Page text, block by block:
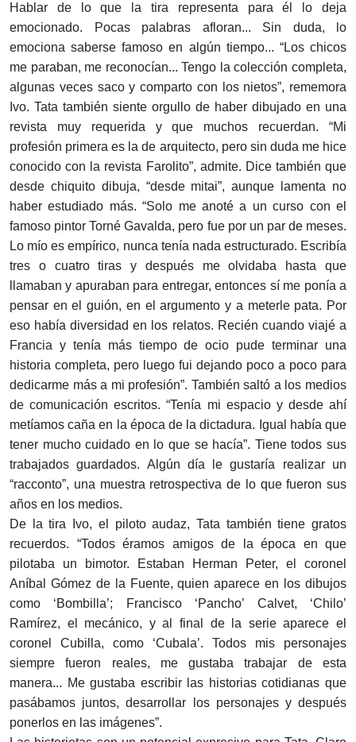
Hablar de lo que la tira representa para él lo deja
emocionado. Pocas palabras afloran... Sin duda, lo
emociona saberse famoso en algún tiempo... “Los chicos
me paraban, me reconocían... Tengo la colección completa,
algunas veces saco y comparto con los nietos”, rememora
Ivo. Tata también siente orgullo de haber dibujado en una
revista muy requerida y que muchos recuerdan. “Mi
profesión primera es la de arquitecto, pero sin duda me hice
conocido con la revista Farolito”, admite. Dice también que
desde chiquito dibuja, “desde mitai”, aunque lamenta no
haber estudiado más. “Solo me anoté a un curso con el
famoso pintor Torné Gavalda, pero fue por un par de meses.
Lo mío es empírico, nunca tenía nada estructurado. Escribía
tres o cuatro tiras y después me olvidaba hasta que
llamaban y apuraban para entregar, entonces sí me ponía a
pensar en el guión, en el argumento y a meterle pata. Por
eso había diversidad en los relatos. Recién cuando viajé a
Francia y tenía más tiempo de ocio pude terminar una
historia completa, pero luego fui dejando poco a poco para
dedicarme más a mi profesión”. También saltó a los medios
de comunicación escritos. “Tenía mi espacio y desde ahí
metíamos caña en la época de la dictadura. Igual había que
tener mucho cuidado en lo que se hacía”. Tiene todos sus
trabajados guardados. Algún día le gustaría realizar un
“racconto”, una muestra retrospectiva de lo que fueron sus
años en los medios.
De la tira Ivo, el piloto audaz, Tata también tiene gratos
recuerdos. “Todos éramos amigos de la época en que
pilotaba un bimotor. Estaban Herman Peter, el coronel
Aníbal Gómez de la Fuente, quien aparece en los dibujos
como ‘Bombilla’; Francisco ‘Pancho’ Calvet, ‘Chilo’
Ramírez, el mecánico, y al final de la serie aparece el
coronel Cubilla, como ‘Cubala’. Todos mis personajes
siempre fueron reales, me gustaba trabajar de esta
manera... Me gustaba escribir las historias cotidianas que
pasábamos juntos, desarrollar los personajes y después
ponerlos en las imágenes”.